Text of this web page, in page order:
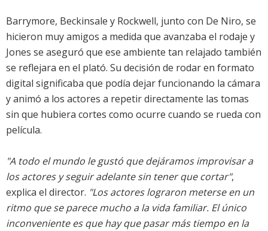
Barrymore, Beckinsale y Rockwell, junto con De Niro, se
hicieron muy amigos a medida que avanzaba el rodaje y
Jones se aseguró que ese ambiente tan relajado también
se reflejara en el plató. Su decisión de rodar en formato
digital significaba que podía dejar funcionando la cámara
y animó a los actores a repetir directamente las tomas
sin que hubiera cortes como ocurre cuando se rueda con
película.
"A todo el mundo le gustó que dejáramos improvisar a
los actores y seguir adelante sin tener que cortar",
explica el director. "Los actores lograron meterse en un
ritmo que se parece mucho a la vida familiar. El único
inconveniente es que hay que pasar más tiempo en la